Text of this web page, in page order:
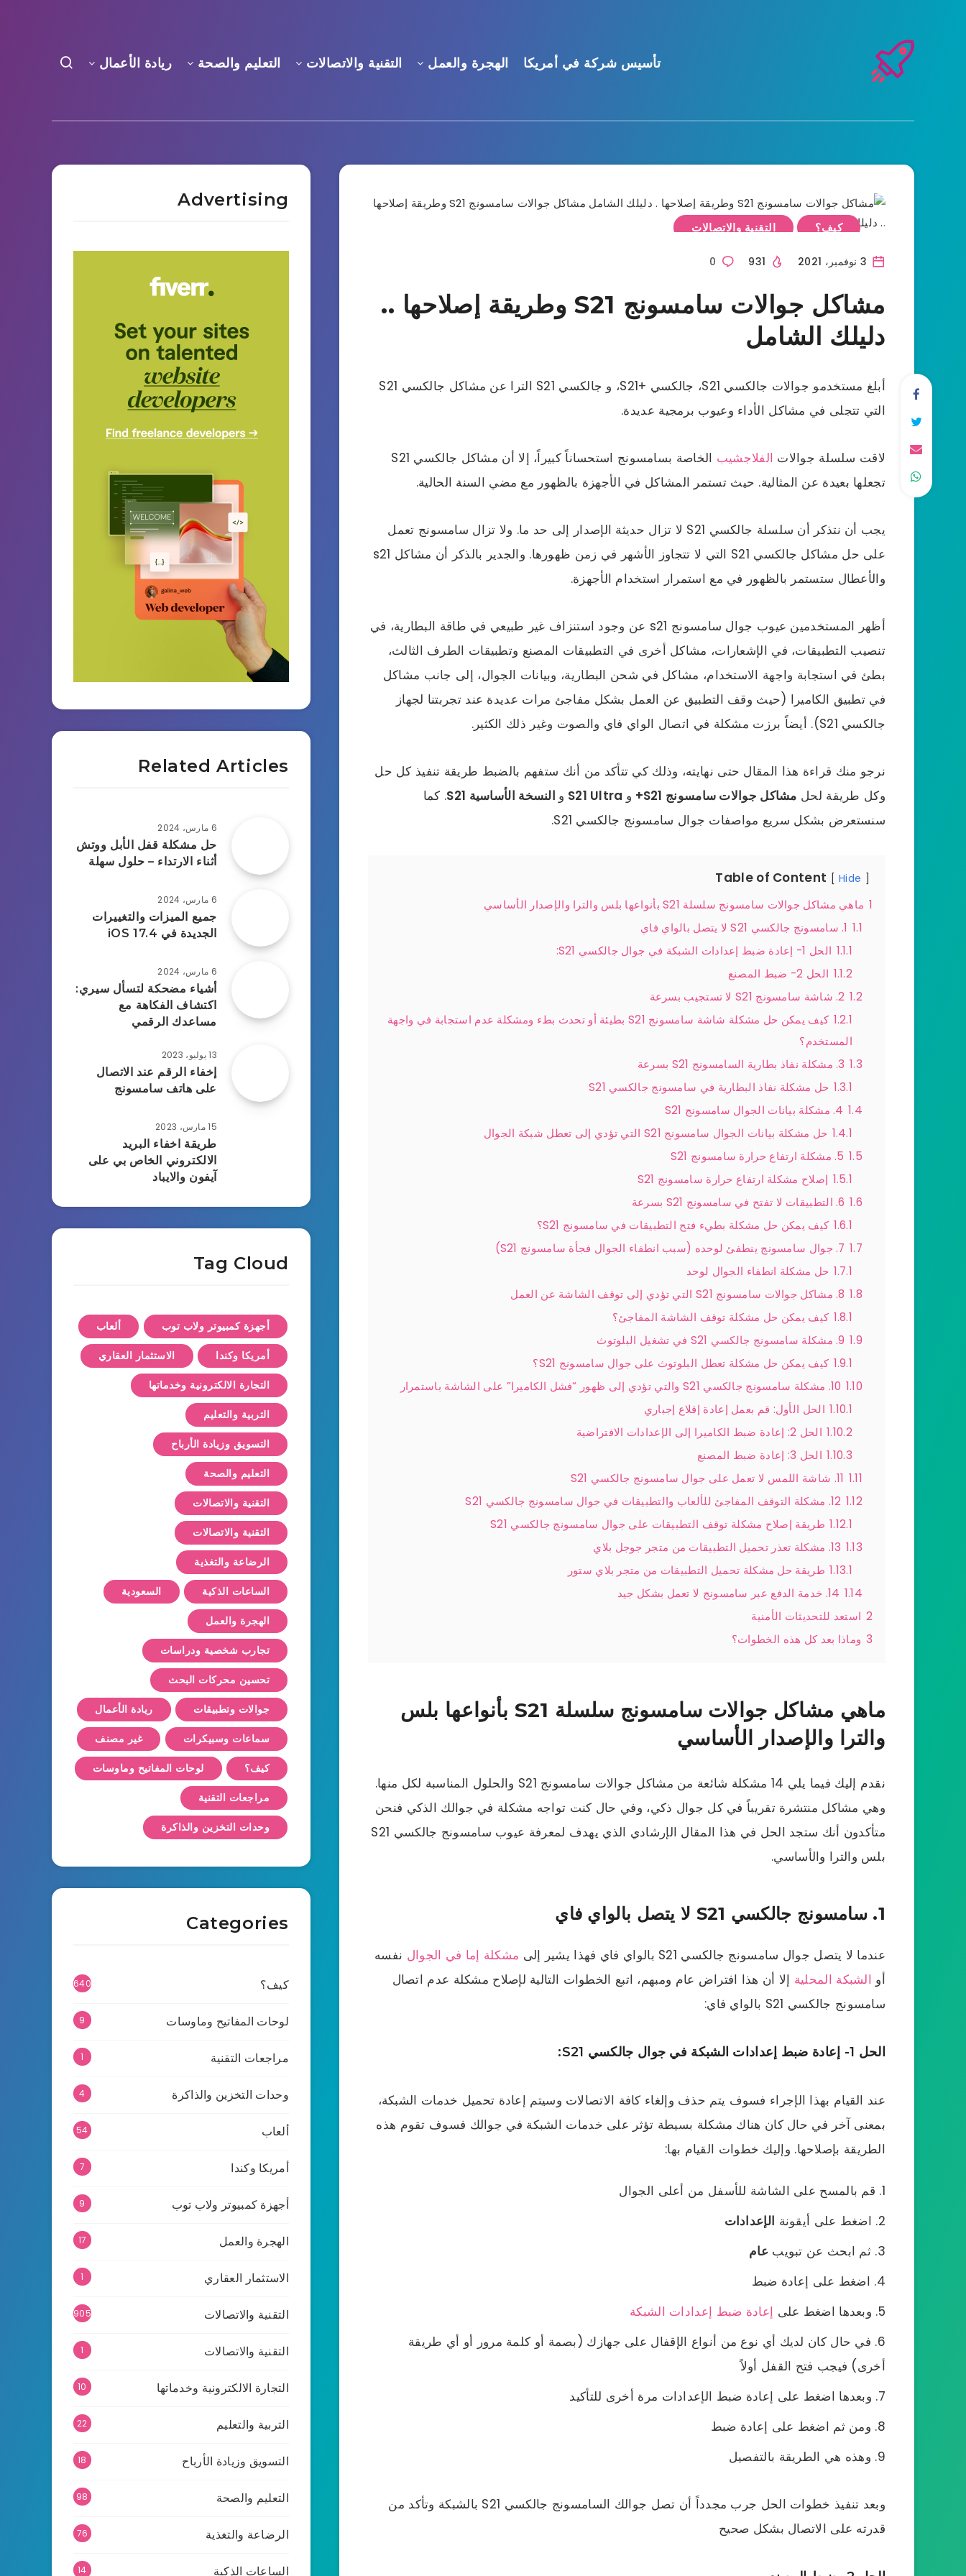
تأسيس شركة في أمريكا الهجرة والعمل التقنية والاتصالات التعليم والصحة ريادة الأعمال
كيف؟ التقنية والاتصالات
0
مشاكل جوالات سامسونج S21 وطريقة إصلاحها ..
دليلك الشامل
أبلغ مستخدمو جوالات جالكسي S21، جالكسي +S21، و جالكسي S21 الترا عن مشاكل جالكسي S21
التي تتجلى في مشاكل الأداء وعيوب برمجية عديدة.
لاقت سلسلة جوالات الفلاجشيب
الخاصة بسامسونج استحساناً كبيراً، إلا أن مشاكل جالكسي S21
تجعلها بعيدة عن المثالية. حيث تستمر المشاكل في الأجهزة بالظهور مع مضي السنة الحالية.
يجب أن نتذكر أن سلسلة جالكسي S21 لا تزال حديثة الإصدار إلى حد ما. ولا تزال سامسونج تعمل
على حل مشاكل جالكسي S21 التي لا تتجاوز الأشهر في زمن ظهورها. والجدير بالذكر أن مشاكل s21
والأعطال ستستمر بالظهور في مع استمرار استخدام الأجهزة.
أظهر المستخدمين عيوب جوال سامسونج s21 عن وجود استنزاف غير طبيعي في طاقة البطارية، في
تنصيب التطبيقات، في الإشعارات، مشاكل أخرى في التطبيقات المصنع وتطبيقات الطرف الثالث،
بطئ في استجابة واجهة الاستخدام، مشاكل في شحن البطارية، وبيانات الجوال، إلى جانب مشاكل
في تطبيق الكاميرا (حيث وقف التطبيق عن العمل بشكل مفاجئ مرات عديدة عند تجربتنا لجهاز
جالكسي S21). أيضاً برزت مشكلة في اتصال الواي فاي والصوت وغير ذلك الكثير.
نرجو منك قراءة هذا المقال حتى نهايته، وذلك كي تتأكد من أنك ستفهم بالضبط طريقة تنفيذ كل حل
وكل طريقة لحل مشاكل جوالات سامسونج S21+ و و النسخة الأساسية S21
. كما
سنستعرض بشكل سريع مواصفات جوال سامسونج جالكسي S21.
Table of Content Hide
1 ماهي مشاكل جوالات سامسونج سلسلة S21 بأنواعها بلس والترا والإصدار الأساسي
1.1 1. سامسونج جالكسي S21 لا يتصل بالواي فاي
1.1.1 الحل 1- إعادة ضبط إعدادات الشبكة في جوال جالكسي S21:
1.1.2 الحل 2- ضبط المصنع
1.2 2. شاشة سامسونج S21 لا تستجيب بسرعة
1.2.1
كيف يمكن حل مشكلة شاشة سامسونج S21 بطيئة أو تحدث بطء ومشكلة عدم استجابة في واجهة
المستخدم؟
1.3 3. مشكلة نفاذ بطارية السامسونج S21 بسرعة
1.3.1 حل مشكلة نفاذ البطارية في سامسونج جالكسي S21
1.4 4. مشكلة بيانات الجوال سامسونج S21
1.4.1 حل مشكلة بيانات الجوال سامسونج S21 التي تؤدي إلى تعطل شبكة الجوال
1.5 5. مشكلة ارتفاع حرارة سامسونج S21
1.5.1 إصلاح مشكلة ارتفاع حرارة سامسونج S21
1.6 6. التطبيقات لا تفتح في سامسونج S21 بسرعة
1.6.1 كيف يمكن حل مشكلة بطيء فتح التطبيقات في سامسونج S21؟
1.7 7. جوال سامسونج ينطفئ لوحده (سبب انطفاء الجوال فجأة سامسونج S21)
1.7.1 حل مشكلة انطفاء الجوال لوحد
1.8 8. مشاكل جوالات سامسونج S21 التي تؤدي إلى توقف الشاشة عن العمل
1.8.1 كيف يمكن حل مشكلة توقف الشاشة المفاجئ؟
1.9 9. مشكلة سامسونج جالكسي S21 في تشغيل البلوتوث
1.9.1 كيف يمكن حل مشكلة تعطل البلوتوث على جوال سامسونج S21؟
1.10 10. مشكلة سامسونج جالكسي S21 والتي تؤدي إلى ظهور “فشل الكاميرا” على الشاشة باستمرار
1.10.1 الحل الأول: قم بعمل إعادة إقلاع إجباري
1.10.2 الحل 2: إعادة ضبط الكاميرا إلى الإعدادات الافتراضية
1.10.3 الحل 3: إعادة ضبط المصنع
1.11 11. شاشة اللمس لا تعمل على جوال سامسونج جالكسي S21
1.12 12. مشكلة التوقف المفاجئ للألعاب والتطبيقات في جوال سامسونج جالكسي S21
1.12.1 طريقة إصلاح مشكلة توقف التطبيقات على جوال سامسونج جالكسي S21
1.13 13. مشكلة تعذر تحميل التطبيقات من متجر جوجل بلاي
1.13.1 طريقة حل مشكلة تحميل التطبيقات من متجر بلاي ستور
1.14 14. خدمة الدفع عبر سامسونج لا تعمل بشكل جيد
2 استعد للتحديثات الأمنية
3 وماذا بعد كل هذه الخطوات؟
ماهي مشاكل جوالات سامسونج سلسلة S21 بأنواعها بلس
والترا والإصدار الأساسي
نقدم إليك فيما يلي 14 مشكلة شائعة من مشاكل جوالات سامسونج S21 والحلول المناسبة لكل منها.
وهي مشاكل منتشرة تقريباً في كل جوال ذكي، وفي حال كنت تواجه مشكلة في جوالك الذكي فنحن
متأكدون أنك ستجد الحل في هذا المقال الإرشادي الذي يهدف لمعرفة عيوب سامسونج جالكسي S21
بلس والترا والأساسي.
1. سامسونج جالكسي S21 لا يتصل بالواي فاي
عندما لا يتصل جوال سامسونج جالكسي S21 بالواي فاي فهذا يشير إلى مشكلة إما في الجوال نفسه
أو الشبكة المحلية إلا أن هذا افتراض عام ومبهم، اتبع الخطوات التالية لإصلاح مشكلة عدم اتصال
سامسونج جالكسي S21 بالواي فاي:
الحل 1- إعادة ضبط إعدادات الشبكة في جوال جالكسي S21:
عند القيام بهذا الإجراء فسوف يتم حذف وإلغاء كافة الاتصالات وسيتم إعادة تحميل خدمات الشبكة،
بمعنى آخر في حال كان هناك مشكلة بسيطة تؤثر على خدمات الشبكة في جوالك فسوف تقوم هذه
الطريقة بإصلاحها. وإليك خطوات القيام بها:
قم بالمسح على الشاشة للأسفل من أعلى الجوال
اضغط على أيقونة الإعدادات
ثم ابحث عن تبويبعام
اضغط على إعادة ضبط
وبعدها اضغط على إعادة ضبط إعدادات الشبكة
في حال كان لديك أي نوع من أنواع الإقفال على جهازك (بصمة أو كلمة مرور أو أي طريقة
أخرى) فيجب فتح القفل أولاً
وبعدها اضغط على إعادة ضبط الإعدادات مرة أخرى للتأكيد
ومن ثم اضغط على إعادة ضبط
وهذه هي الطريقة بالتفصيل
وبعد تنفيذ خطوات الحل جرب مجدداً أن تصل جوالك السامسونج جالكسي S21 بالشبكة وتأكد من
قدرته على الاتصال بشكل صحيح
Advertising
Related Articles
6 مارس، 2024
حل مشكلة قفل الأبل ووتش
أثناء الارتداء – حلول سهلة
6 مارس، 2024
جميع الميزات والتغييرات
الجديدة في iOS 17.4
6 مارس، 2024
أشياء مضحكة لتسأل سيري:
اكتشاف الفكاهة مع
مساعدك الرقمي
13 يوليو، 2023
إخفاء الرقم عند الاتصال
على هاتف سامسونج
15 مارس، 2023
طريقة اخفاء البريد
الالكتروني الخاص بي على
آيفون والايباد
Tag Cloud
أجهزة كمبيوتر ولاب توب ألعاب
أمريكا وكندا الاستثمار العقاري
التجارة الالكترونية وخدماتها
التربية والتعليم
التسويق وزيادة الأرباح
التعليم والصحة
التقنية والاتصالات
التقنية والاتصالات
الرضاعة والتغذية
الساعات الذكية السعودية
الهجرة والعمل
تجارب شخصية ودراسات
تحسين محركات البحث
جوالات وتطبيقات ريادة الأعمال
سماعات وسبيكرات غير مصنف
كيف؟ لوحات المفاتيح وماوسات
مراجعات التقنية
وحدات التخزين والذاكرة
Categories
كيف؟ 640
لوحات المفاتيح وماوسات 9
مراجعات التقنية 1
وحدات التخزين والذاكرة 4
ألعاب 54
أمريكا وكندا 7
أجهزة كمبيوتر ولاب توب 9
الهجرة والعمل 17
الاستثمار العقاري 1
التقنية والاتصالات 905
التقنية والاتصالات 1
التجارة الالكترونية وخدماتها 10
التربية والتعليم 22
التسويق وزيادة الأرباح 18
التعليم والصحة 98
الرضاعة والتغذية 76
الساعات الذكية 14